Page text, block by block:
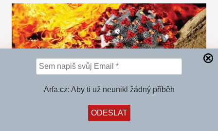
Arfa.cz: Aby ti už neunikl žádný příběh
“Oni nám lžou! Po vakcinaci přibývá nakažených!”